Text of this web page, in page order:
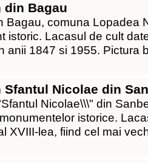
din Bagau
Bagau, comuna Lopadea
istoric. Lacasul de cult
anii 1847 si 1955. Pictura
Sfantul Nicolae din
Nicolae\\\" din
istorice.
XVIII-lea, fiind cel mai